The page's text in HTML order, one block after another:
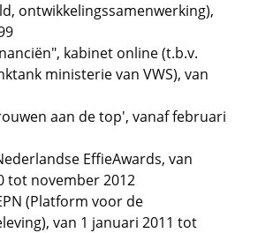
ontwikkelingssamenwerking),
kabinet online (t.b.v.
ministerie van VWS), van
aan de top', vanaf februari
EffieAwards, van
tot november 2012
(Platform voor de
van 1 januari 2011 tot